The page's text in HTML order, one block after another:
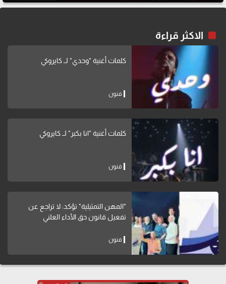
الاكثر قراءة
كلمات أغنية "وحدي" لــ كايروكي
فنون
كلمات أغنية "انا بكبر" لــ كايروكي
فنون
"المهن التمثيلية" تؤكد: لا تراجع عن
تفعيل قانون حق الأداء العلني
فنون